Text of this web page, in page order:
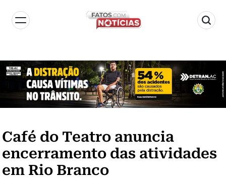
Café do Teatro anuncia
encerramento das atividades
em Rio Branco